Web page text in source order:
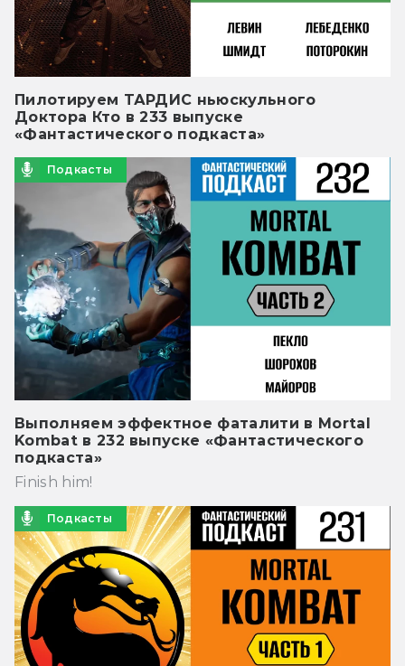
Пилотируем ТАРДИС ньюскульного
Доктора Кто в 233 выпуске
«Фантастического подкаста»
Подкасты
Выполняем эффектное фаталити в Mortal
Kombat в 232 выпуске «Фантастического
подкаста»
Finish him!
Подкасты